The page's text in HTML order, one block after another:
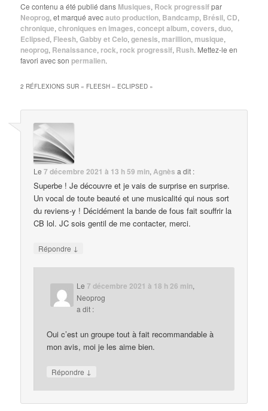
Ce contenu a été publié dans Musiques, Rock progressifpar
Neoprog, et marqué avecauto production, Bandcamp, Brésil,CD,
chronique,chroniques en images,concept album,covers,duo,
Eclipsed, Fleesh,Gabby et Celo,genesis, marillion, musique,
neoprog, Renaissance, rock, rock progressif, Rush. Mettez-le en
favori avec son permalien.
2 RÉFLEXIONS SUR « FLEESH – ECLIPSED »
Le7 décembre 2021 à 13 h 59 min, Agnès a dit :
Superbe ! Je découvre et je vais de surprise en surprise.
Un vocal de toute beauté et une musicalité qui nous sort
du reviens-y ! Décidément la bande de fous fait souffrir la
CB lol. JC sois gentil de me contacter, merci.
Répondre ↓
Le7 décembre 2021 à 18 h 26 min,
Neoprog
a dit :
Oui c’est un groupe tout à fait recommandable à
mon avis, moi je les aime bien.
Répondre ↓